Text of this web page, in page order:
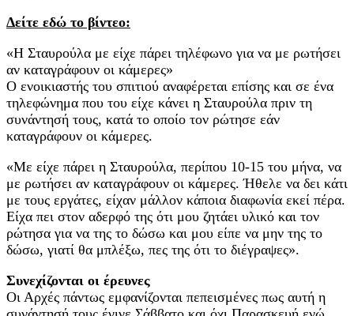
Δείτε εδώ το βίντεο:
«Η Σταυρούλα με είχε πάρει τηλέφωνο για να με ρωτήσει
αν καταγράφουν οι κάμερες»
Ο ενοικιαστής του σπιτιού αναφέρεται επίσης και σε ένα
τηλεφώνημα που του είχε κάνει η Σταυρούλα πριν τη
συνάντησή τους, κατά το οποίο τον ρώτησε εάν
καταγράφουν οι κάμερες.
«Με είχε πάρει η Σταυρούλα, περίπου 10-15 του μήνα, να
με ρωτήσει αν καταγράφουν οι κάμερες. Ήθελε να δει κάτι
με τους εργάτες, είχαν μάλλον κάποια διαφωνία εκεί πέρα.
Είχα πει στον αδερφό της ότι μου ζητάει υλικό και τον
ρώτησα για να της το δώσω και μου είπε να μην της το
δώσω, γιατί θα μπλέξω, πες της ότι το διέγραψες».
Συνεχίζονται οι έρευνες
Οι Αρχές πάντως εμφανίζονται πεπεισμένες πως αυτή η